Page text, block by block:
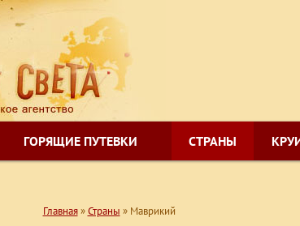
ГОРЯЩИЕ ПУТЕВКИ СТРАНЫ
Главная»Страны » Маврикий